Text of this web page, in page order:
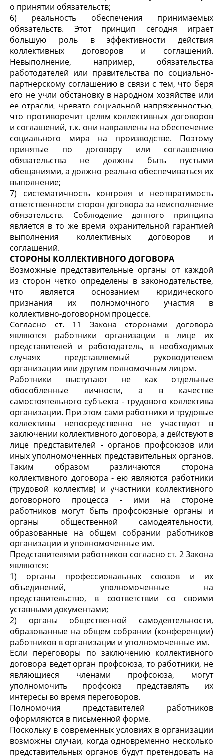
о принятии обязательств;
6) реальность обеспечения принимаемых
обязательств. Этот принцип сегодня играет
большую роль в эффективности действия
коллективных договоров и соглашений.
Невыполнение, например, обязательства
работодателей или правительства по социально-
партнерскому соглашению в связи с тем, что беря
его не учли обстановку в народном хозяйстве или
ее отрасли, чревато социальной напряженностью,
что противоречит целям коллективных договоров
и соглашений, т.к. они направлены на обеспечение
социального мира на производстве. Поэтому
принятые по договору или соглашению
обязательства не должны быть пустыми
обещаниями, а должно реально обеспечиваться их
выполнение;
7) систематичность контроля и неотвратимость
ответственности сторон договора за неисполнение
обязательств. Соблюдение данного принципа
является в то же время охранительной гарантией
выполнения коллективных договоров и
соглашений.
СТОРОНЫ КОЛЛЕКТИВНОГО ДОГОВОРА
Возможные представительные органы от каждой
из сторон четко определены в законодательстве,
что является основанием юридического
признания их полномочного участия в
коллективно-договорном процессе.
Согласно ст. 11 Закона сторонами договора
являются работники организации в лице их
представителей и работодатель, в необходимых
случаях представляемый руководителем
организации или другим полномочным лицом.
Работники выступают не как отдельные
обособленные личности, а в качестве
самостоятельного субъекта - трудового коллектива
организации. При этом сами работники и трудовые
коллективы непосредственно не участвуют в
заключении коллективного договора, а действуют в
лице представителей - органов профсоюзов или
иных уполномоченных представительных органов.
Таким образом различаются сторона
коллективного договора - ею являются работники
(трудовой коллектив) и участники коллективного
договорного процесса - ими на стороне
работников могут быть профсоюзные органы и
органы общественной самодеятельности,
образованные на общем собрании работников
организации и уполномоченные им.
Представителями работников согласно ст. 2 Закона
являются:
1) органы профессиональных союзов и их
объединений, уполномоченные на
представительство, в соответствии со своими
уставными документами;
2) органы общественной самодеятельности,
образованные на общем собрании (конференции)
работников в организации и уполномоченные им.
Если переговоры по заключению коллективного
договора ведет орган профсоюза, то работники, не
являющиеся членами профсоюза, могут
уполномочить профсоюз представлять их
интересы во время переговоров.
Полномочия представителей работников
оформляются в письменной форме.
Поскольку в современных условиях в организации
возможны случаи, когда одновременно несколько
представительных органов будут претендовать на